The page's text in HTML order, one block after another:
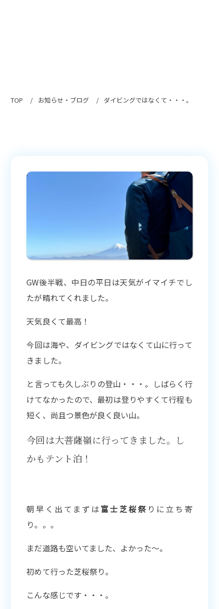
TOP お知らせ・ブログ ダイビングではなくて・・・。
GW後半戦、中日の平日は天気がイマイチでし
たが晴れてくれました。
天気良くて最高！
今回は海や、ダイビングではなくて山に行って
きました。
と言っても久しぶりの登山・・・。しばらく行
けてなかったので、最初は登りやすくて行程も
短く、尚且つ景色が良く良い山。
今回は大菩薩嶺に行ってきました。し
かもテント泊！
朝早く出てまずは 富士芝桜祭 りに立ち寄
り。。。
まだ道路も空いてました、よかった〜。
初めて行った芝桜祭り。
こんな感じです・・・。